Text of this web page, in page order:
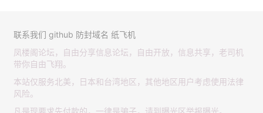
联系我们 github 防封域名 纸飞机
凤楼阁论坛，自由分享信息论坛，自由开放，信息共享，老司机
带你自由飞翔。
本站仅服务北美，日本和台湾地区，其他地区用户考虑使用法律
风险。
凡是现要求先付款的，一律是骗子，请到曝光区举报曝光。